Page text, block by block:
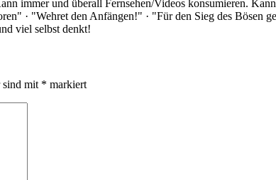
immer und überall Fernsehen/Videos konsumieren.
· "Wehret den Anfängen!" · "Für den Sieg des Bösen
viel selbst denkt!
sind mit * markiert